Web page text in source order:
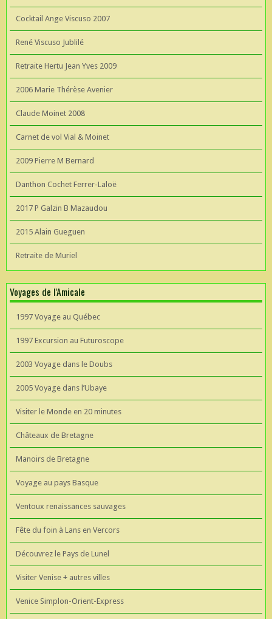
Cocktail Ange Viscuso 2007
René Viscuso Jublilé
Retraite Hertu Jean Yves 2009
2006 Marie Thérèse Avenier
Claude Moinet 2008
Carnet de vol Vial & Moinet
2009 Pierre M Bernard
Danthon Cochet Ferrer-Laloë
2017 P Galzin B Mazaudou
2015 Alain Gueguen
Retraite de Muriel
Voyages de l'Amicale
1997 Voyage au Québec
1997 Excursion au Futuroscope
2003 Voyage dans le Doubs
2005 Voyage dans l’Ubaye
Visiter le Monde en 20 minutes
Châteaux de Bretagne
Manoirs de Bretagne
Voyage au pays Basque
Ventoux renaissances sauvages
Fête du foin à Lans en Vercors
Découvrez le Pays de Lunel
Visiter Venise + autres villes
Venice Simplon-Orient-Express